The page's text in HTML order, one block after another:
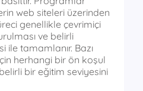
web siteleri üzerinden
genellikle çevrimiçi
ve belirli
ile tamamlanır. Bazı
herhangi bir ön koşul
bir eğitim seviyesini